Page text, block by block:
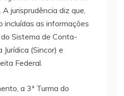
jurisprudência diz que,
incluídas as informações
Sistema de Conta-
(Sincor) e
Federal.
a 3ª Turma do